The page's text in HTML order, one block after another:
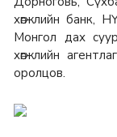
хөгжлийн банк,
Монгол дах
хөгжлийн
оролцов.